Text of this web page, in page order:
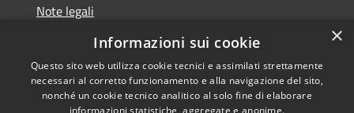
Note legali
Dichiarazione di accessibilità
×
Informazioni sui cookie
Questo sito web utilizza cookie tecnici e assimilati strettamente
necessari al corretto funzionamento e alla navigazione del sito,
nonché un cookie tecnico analitico al solo fine di elaborare
informazioni statistiche, aggregate e anonime.